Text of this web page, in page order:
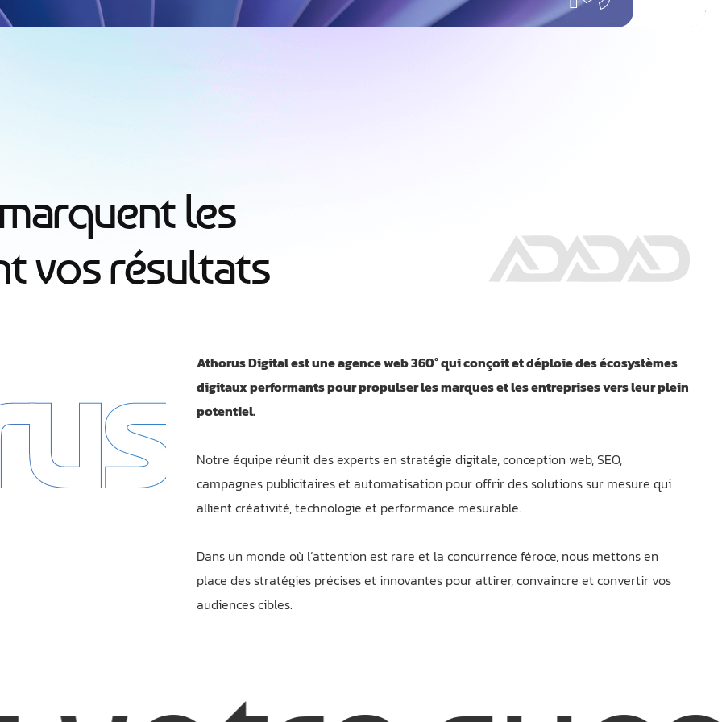
arquentles
tvosrésultats
Athorus Digital est une agence web 360° qui conçoit et déploie des écosystèmes
digitaux performants pour propulser les marques et les entreprises vers leur plein
potentiel.
Notre équipe réunit des experts en stratégie digitale, conception web, SEO,
campagnes publicitaires et automatisation pour offrir des solutions sur mesure qui
allient créativité, technologie et performance mesurable.
Dans un monde où l’attention est rare et la concurrence féroce, nous mettons en
place des stratégies précises et innovantes pour attirer, convaincre et convertir vos
audiences cibles.